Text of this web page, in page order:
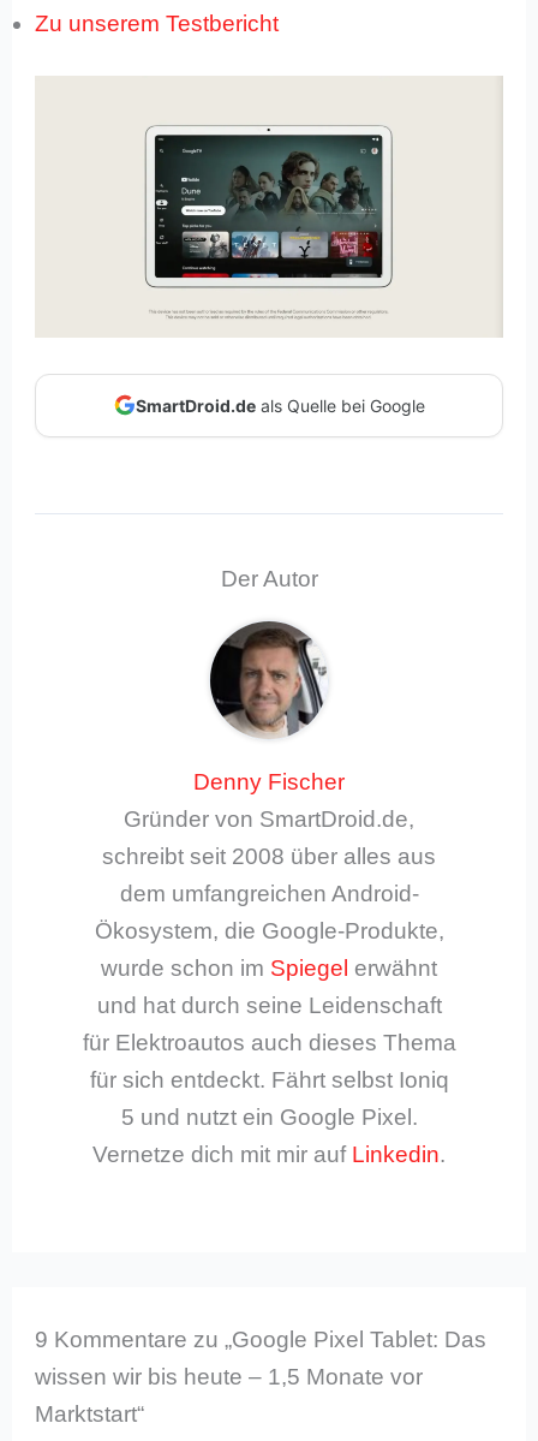
Zu unserem Testbericht
SmartDroid.deals Quelle bei Google
Der Autor
Denny Fischer
Gründer von SmartDroid.de,
schreibt seit 2008 über alles aus
dem umfangreichen Android-
Ökosystem, die Google-Produkte,
wurde schon im Spiegel erwähnt
und hat durch seine Leidenschaft
für Elektroautos auch dieses Thema
für sich entdeckt. Fährt selbst Ioniq
5 und nutzt ein Google Pixel.
Vernetze dich mit mir auf Linkedin.
9 Kommentare zu „Google Pixel Tablet: Das
wissen wir bis heute – 1,5 Monate vor
Marktstart“